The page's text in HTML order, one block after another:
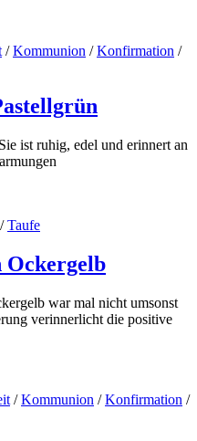
/Kommunion /Konfirmation /
ist ruhig, edel und erinnert an
/Taufe
Ockergelb
war mal nicht umsonst
verinnerlicht die positive
/Kommunion /Konfirmation /